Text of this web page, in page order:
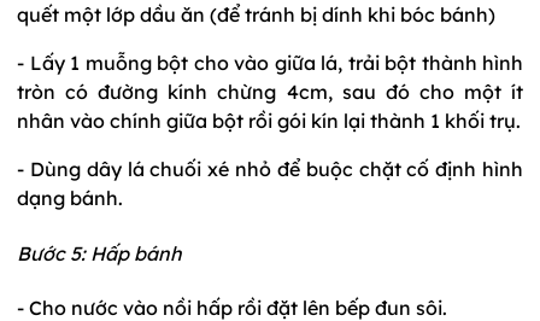
quết một lớp dầu ăn (để tránh bị dính khi bóc bánh)
- Lấy 1 muỗng bột cho vào giữa lá, trải bột thành hình
tròn có đường kính chừng 4cm, sau đó cho một ít
nhân vào chính giữa bột rồi gói kín lại thành 1 khối trụ.
- Dùng dây lá chuối xé nhỏ để buộc chặt cố định hình
dạng bánh.
Bước 5: Hấp bánh
- Cho nước vào nồi hấp rồi đặt lên bếp đun sôi.